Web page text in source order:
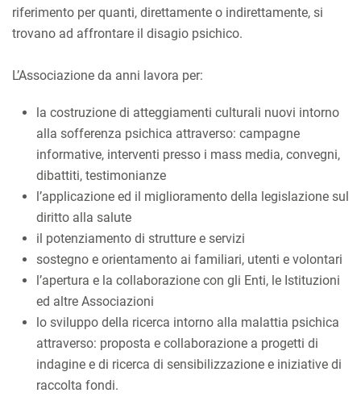
riferimento per quanti, direttamente o indirettamente, si
trovano ad affrontare il disagio psichico.
L’Associazione da anni lavora per:
la costruzione di atteggiamenti culturali nuovi intorno
alla sofferenza psichica attraverso: campagne
informative, interventi presso i mass media, convegni,
dibattiti, testimonianze
l’applicazione ed il miglioramento della legislazione sul
diritto alla salute
il potenziamento di strutture e servizi
sostegno e orientamento ai familiari, utenti e volontari
l’apertura e la collaborazione con gli Enti, le Istituzioni
ed altre Associazioni
lo sviluppo della ricerca intorno alla malattia psichica
attraverso: proposta e collaborazione a progetti di
indagine e di ricerca di sensibilizzazione e iniziative di
raccolta fondi.